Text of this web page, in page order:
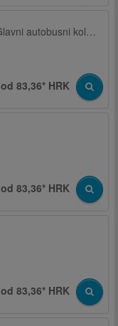
Zračna luka Sofija (SOF) preko Sofija, Glavni autobusni kolodvor
od 83,36* HRK
od 83,36* HRK
od 83,36* HRK